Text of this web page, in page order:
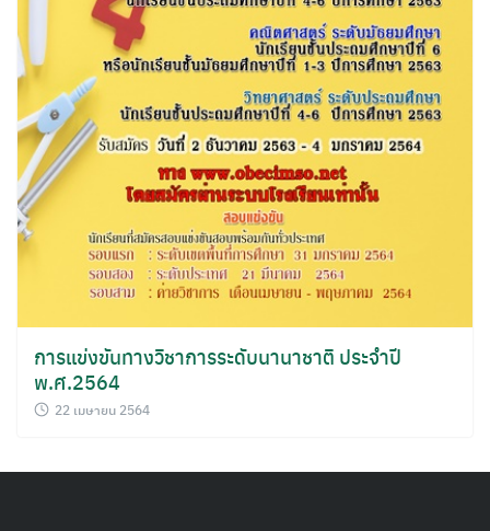
การแข่งขันทางวิชาการระดับนานาชาติ ประจำปี
พ.ศ.2564
22 เมษายน 2564